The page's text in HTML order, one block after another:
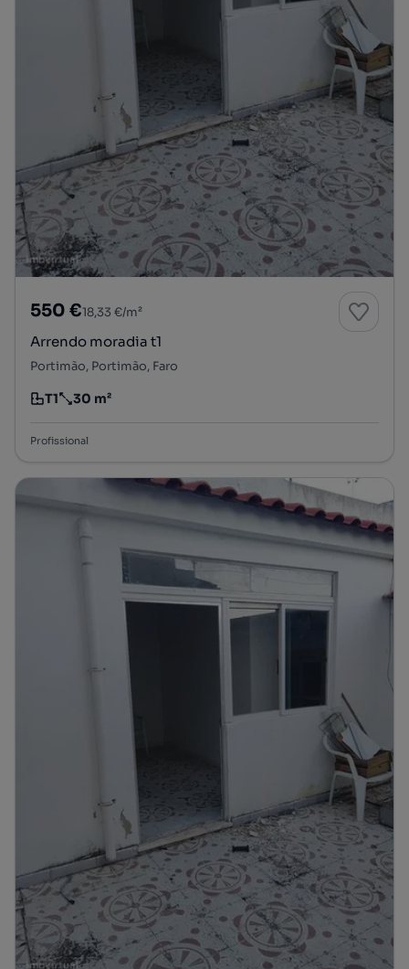
550 €18,33 €/m²
Arrendo moradia t1
Portimão, Portimão, Faro
Tipologia
T1
Preço por metro quadrado
30 m²
Profissional